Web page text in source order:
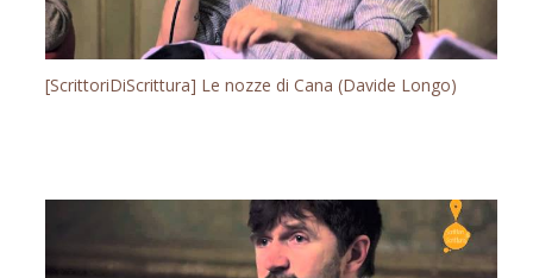
[ScrittoriDiScrittura] Le nozze di Cana (Davide Longo)